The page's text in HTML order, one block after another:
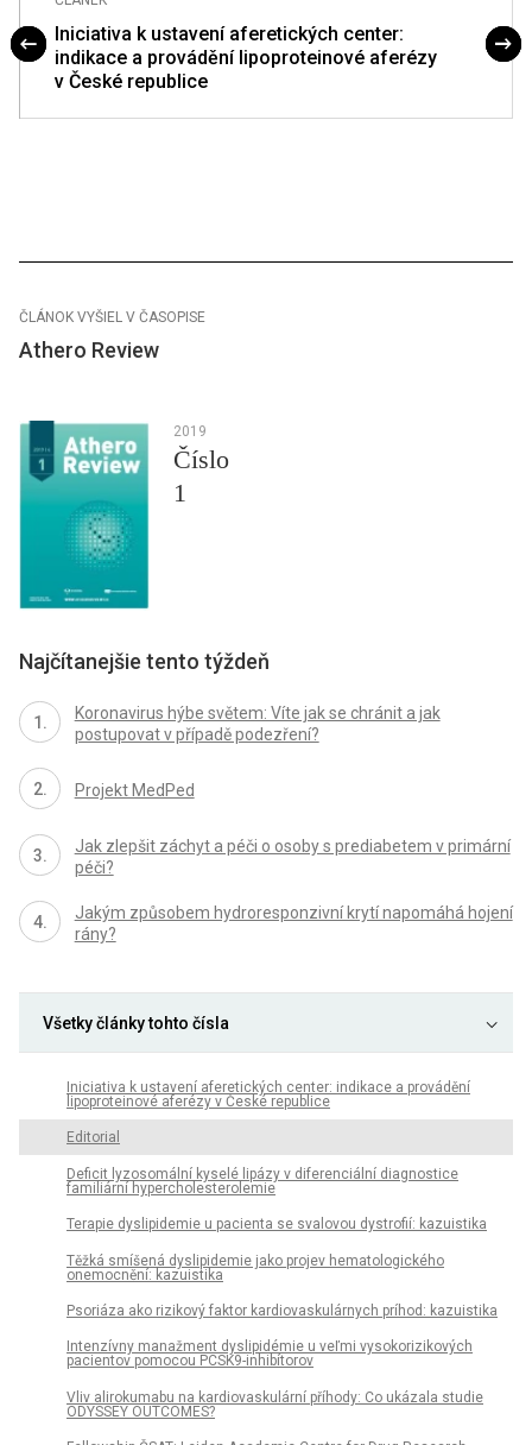
Iniciativa k ustavení aferetických center:
indikace a provádění lipoproteinové aferézy
v České republice
ČLÁNOK VYŠIEL V ČASOPISE
Athero Review
2019
Číslo
1
Najčítanejšie tento týždeň
Koronavirus hýbe světem: Víte jak se chránit a jak
postupovat v případě podezření?
Projekt MedPed
Jak zlepšit záchyt a péči o osoby s prediabetem v primární
péči?
Jakým způsobem hydroresponzivní krytí napomáhá hojení
rány?
Všetky články tohto čísla
Iniciativa k ustavení aferetických center: indikace a provádění
lipoproteinové aferézy v České republice
Editorial
Deficit lyzosomální kyselé lipázy v diferenciální diagnostice
familiární hypercholesterolemie
Terapie dyslipidemie u pacienta se svalovou dystrofií: kazuistika
Těžká smíšená dyslipidemie jako projev hematologického
onemocnění: kazuistika
Psoriáza ako rizikový faktor kardiovaskulárnych príhod: kazuistika
Intenzívny manažment dyslipidémie u veľmi vysokorizikových
pacientov pomocou PCSK9-inhibítorov
Vliv alirokumabu na kardiovaskulární příhody: Co ukázala studie
ODYSSEY OUTCOMES?